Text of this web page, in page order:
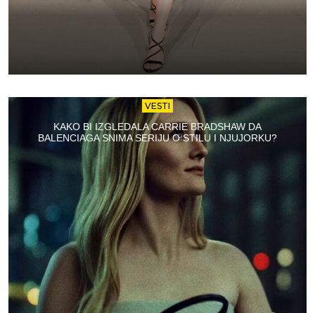
VESTI
KAKO BI IZGLEDALA CARRIE BRADSHAW DA
BALENCIAGA SNIMA SERIJU O STILU I NJUJORKU?